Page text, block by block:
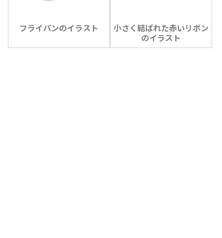
フライパンのイラスト
小さく結ばれた赤いリボン
のイラスト